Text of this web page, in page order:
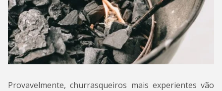
Provavelmente, churrasqueiros mais experientes vão